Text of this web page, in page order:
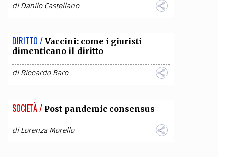
diDanilo Castellano
DIRITTO / Vaccini: come i giuristi
dimenticano il diritto
diRiccardo Baro
SOCIETÀ / Post pandemic consensus
diLorenza Morello